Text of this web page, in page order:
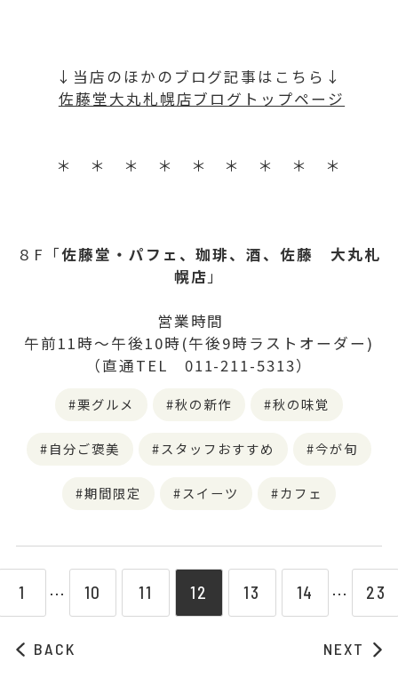
↓当店のほかのブログ記事はこちら↓
佐藤堂大丸札幌店ブログトップページ
＊ ＊ ＊ ＊ ＊ ＊ ＊ ＊ ＊
８F「佐藤堂・パフェ、珈琲、酒、佐藤 大丸札
幌店」
営業時間
午前11時～午後10時(午後9時ラストオーダー)
（直通TEL 011-211-5313）
栗グルメ 秋の新作 秋の味覚
自分ご褒美 スタッフおすすめ 今が旬
期間限定 スイーツ カフェ
BACK
1 ⋯ 10 11 12 13 14 ⋯ 23
NEXT